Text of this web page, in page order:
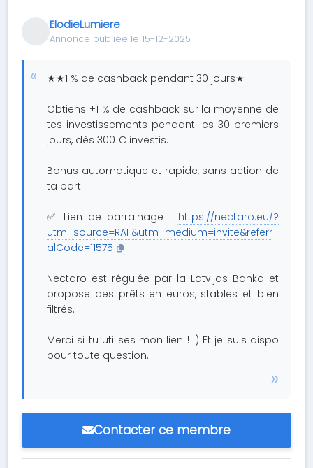
ElodieLumiere
Annonce publiée le 15-12-2025
★★1 % de cashback pendant 30 jours★
Obtiens +1 % de cashback sur la moyenne de
tes investissements pendant les 30 premiers
jours, dès 300 € investis.
Bonus automatique et rapide, sans action de
ta part.
✅ Lien de parrainage : https://nectaro.eu/?
utm_source=RAF&utm_medium=invite&referr
alCode=11575
Nectaro est régulée par la Latvijas Banka et
propose des prêts en euros, stables et bien
filtrés.
Merci si tu utilises mon lien ! :) Et je suis dispo
pour toute question.
Contacter ce membre